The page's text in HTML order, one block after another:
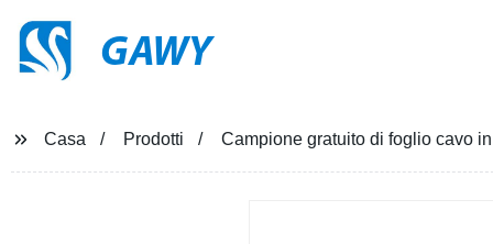
GAWY
Casa Prodotti Campione gratuito di foglio cavo